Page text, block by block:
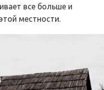
все больше и
местности.